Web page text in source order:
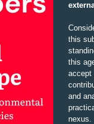
this
this
accept
and
nexus.